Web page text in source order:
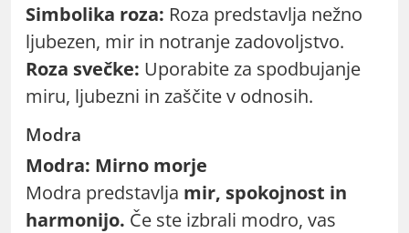
Simbolika roza: Roza predstavlja nežno
ljubezen, mir in notranje zadovoljstvo.
Roza svečke: Uporabite za spodbujanje
miru, ljubezni in zaščite v odnosih.
Modra
Modra: Mirno morje
Modra predstavlja mir, spokojnost in
harmonijo. Če ste izbrali modro, vas